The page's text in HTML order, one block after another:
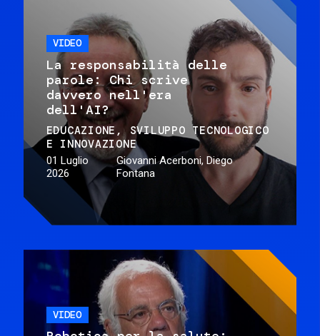
VIDEO
La responsabilità delle
parole: Chi scrive
davvero nell'era
dell'AI?
EDUCAZIONE
SVILUPPO TECNOLOGICO
E INNOVAZIONE
01 Luglio
2026
Giovanni Acerboni, Diego
Fontana
VIDEO